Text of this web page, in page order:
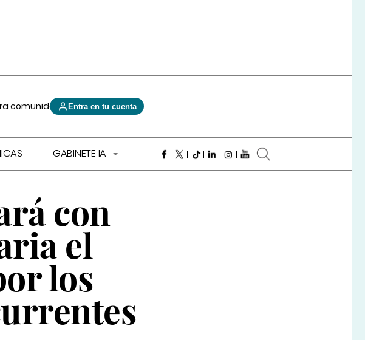
comunidad Entra en tu cuenta
GABINETE IA
con
el
los